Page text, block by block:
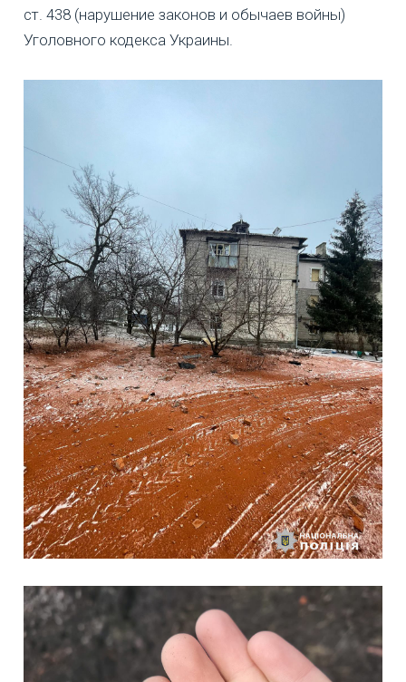
ст. 438 (нарушение законов и обычаев войны)
Уголовного кодекса Украины.